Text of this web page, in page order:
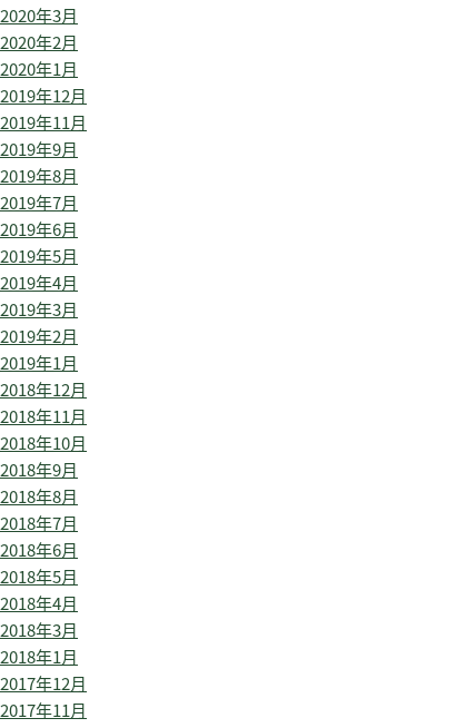
2020年3月
2020年2月
2020年1月
2019年12月
2019年11月
2019年9月
2019年8月
2019年7月
2019年6月
2019年5月
2019年4月
2019年3月
2019年2月
2019年1月
2018年12月
2018年11月
2018年10月
2018年9月
2018年8月
2018年7月
2018年6月
2018年5月
2018年4月
2018年3月
2018年1月
2017年12月
2017年11月